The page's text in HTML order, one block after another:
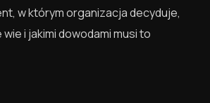
w którym organizacja decyduje,
i jakimi dowodami musi to